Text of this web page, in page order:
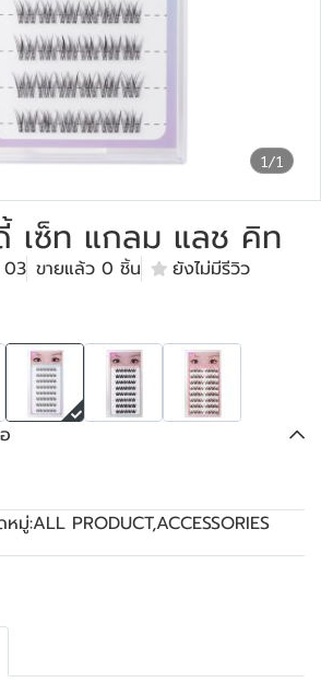
1/1
เซ็ท แกลม แลช คิท
03 ขายแล้ว 0 ชิ้น
ยังไม่มีรีวิว
หมู่:ALL PRODUCT,ACCESSORIES